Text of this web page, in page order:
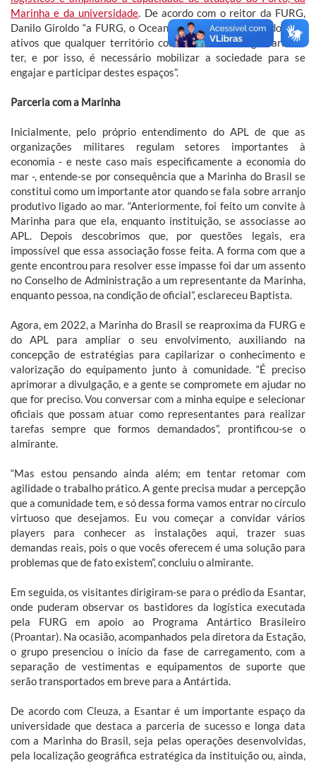
Marinha e da universidade. De acordo com o reitor da FURG,
Danilo Giroldo “a FURG, o Oceantec, o APL e o Simulador são
ativos que qualquer território costeiro do mundo gostaria de
ter, e por isso, é necessário mobilizar a sociedade para se
engajar e participar destes espaços”.
Parceria com a Marinha
Inicialmente, pelo próprio entendimento do APL de que as
organizações militares regulam setores importantes à
economia - e neste caso mais especificamente a economia do
mar -, entende-se por consequência que a Marinha do Brasil se
constitui como um importante ator quando se fala sobre arranjo
produtivo ligado ao mar. “Anteriormente, foi feito um convite à
Marinha para que ela, enquanto instituição, se associasse ao
APL. Depois descobrimos que, por questões legais, era
impossível que essa associação fosse feita. A forma com que a
gente encontrou para resolver esse impasse foi dar um assento
no Conselho de Administração a um representante da Marinha,
enquanto pessoa, na condição de oficial”, esclareceu Baptista.
Agora, em 2022, a Marinha do Brasil se reaproxima da FURG e
do APL para ampliar o seu envolvimento, auxiliando na
concepção de estratégias para capilarizar o conhecimento e
valorização do equipamento junto à comunidade. “É preciso
aprimorar a divulgação, e a gente se compromete em ajudar no
que for preciso. Vou conversar com a minha equipe e selecionar
oficiais que possam atuar como representantes para realizar
tarefas sempre que formos demandados”, prontificou-se o
almirante.
“Mas estou pensando ainda além; em tentar retomar com
agilidade o trabalho prático. A gente precisa mudar a percepção
que a comunidade tem, e só dessa forma vamos entrar no círculo
virtuoso que desejamos. Eu vou começar a convidar vários
players para conhecer as instalações aqui, trazer suas
demandas reais, pois o que vocês oferecem é uma solução para
problemas que de fato existem”, concluiu o almirante.
Em seguida, os visitantes dirigiram-se para o prédio da Esantar,
onde puderam observar os bastidores da logística executada
pela FURG em apoio ao Programa Antártico Brasileiro
(Proantar). Na ocasião, acompanhados pela diretora da Estação,
o grupo presenciou o início da fase de carregamento, com a
separação de vestimentas e equipamentos de suporte que
serão transportados em breve para a Antártida.
De acordo com Cleuza, a Esantar é um importante espaço da
universidade que destaca a parceria de sucesso e longa data
com a Marinha do Brasil, seja pelas operações desenvolvidas,
pela localização geográfica estratégica da instituição ou, ainda,